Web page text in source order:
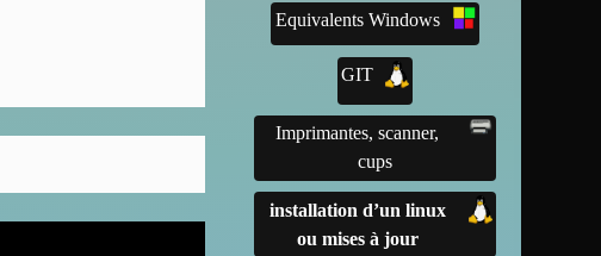
Equivalents Windows
GIT
Imprimantes, scanner,
cups
installation d’un linux
ou mises à jour